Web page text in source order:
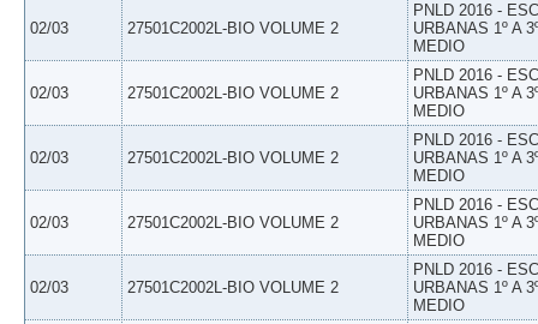
02/03 27501C2002L-BIO VOLUME 2
PNLD 2016 -
URBANAS 1º A
MEDIO
02/03 27501C2002L-BIO VOLUME 2
PNLD 2016 -
URBANAS 1º A
MEDIO
02/03 27501C2002L-BIO VOLUME 2
PNLD 2016 -
URBANAS 1º A
MEDIO
02/03 27501C2002L-BIO VOLUME 2
PNLD 2016 -
URBANAS 1º A
MEDIO
02/03 27501C2002L-BIO VOLUME 2
PNLD 2016 -
URBANAS 1º A
MEDIO